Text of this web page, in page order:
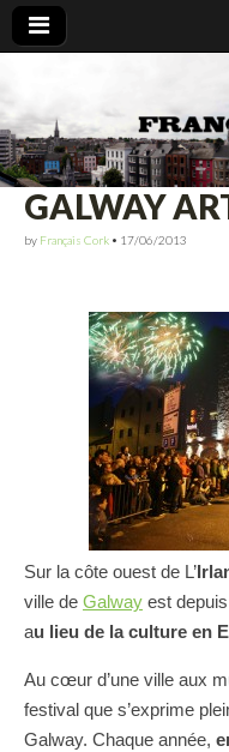
Francais Cork
GALWAY
by Français Cork • 17/06/2013
Sur la côte ouest de L’
ville de Galway est
au lieu de la culture en
Au cœur d’une ville aux
festival que s’exprime
Galway. Chaque année,